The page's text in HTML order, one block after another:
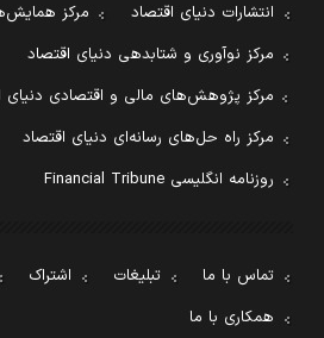
انتشارات دنیای اقتصاد
مرکز
مرکز نوآوری و شتابدهی دنیای اقتصاد
مرکز پژوهش‌های مالی و اقتصادی دنیای
مرکز راه حل‌های رسانه‌ای دنیای اقتصاد
روزنامه انگلیسی Financial Tribune
تماس با ما تبلیغات اشتراک
همکاری با ما